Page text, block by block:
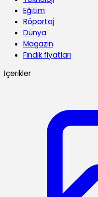
Eğitim
Röportaj
Dünya
Magazin
Fındık fiyatları
İçerikler